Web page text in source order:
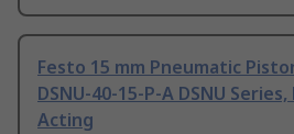
Festo 15 mm Pneumatic
DSNU-40-15-P-A DSNU
Acting